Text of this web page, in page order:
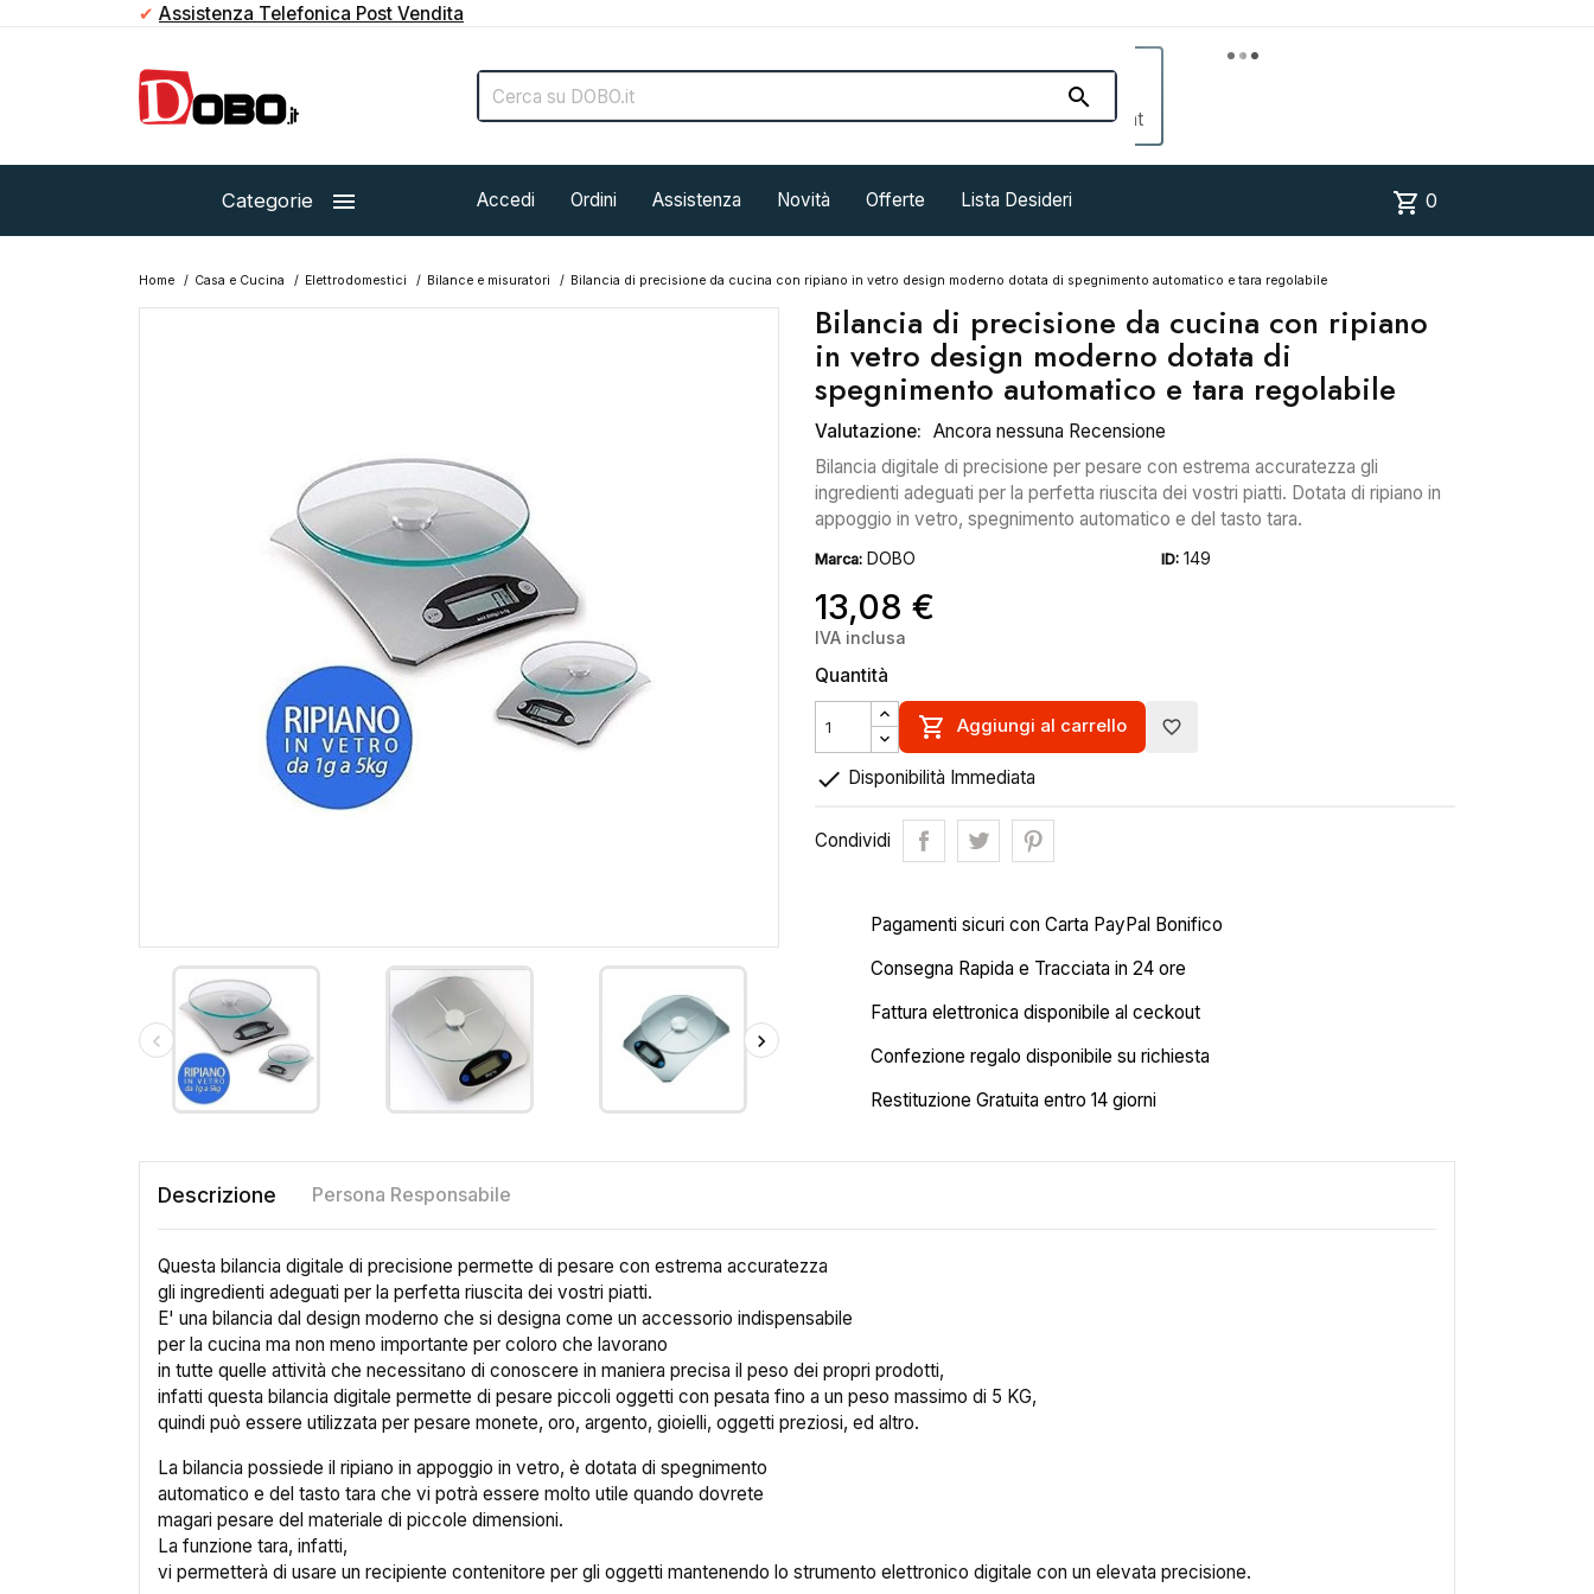
✔ Assistenza Telefonica Post Vendita


Account
Categorie  Accedi Ordini Assistenza Novità Offerte Lista Desideri shopping_cart 0
Home Casa e Cucina Elettrodomestici Bilance e misuratori Bilancia di precisione da cucina con ripiano in vetro design moderno dotata di spegnimento automatico e tara regolabile
Bilancia di precisione da cucina con ripiano
in vetro design moderno dotata di
spegnimento automatico e tara regolabile
Valutazione: Ancora nessuna Recensione
Bilancia digitale di precisione per pesare con estrema accuratezza gli
ingredienti adeguati per la perfetta riuscita dei vostri piatti. Dotata di ripiano in
appoggio in vetro, spegnimento automatico e del tasto tara.
Marca: DOBO ID: 149
13,08 €
IVA inclusa
Quantità
 Aggiungi al carrello favorite_border
 Disponibilità Immediata
Condividi
Pagamenti sicuri con Carta PayPal Bonifico
Consegna Rapida e Tracciata in 24 ore
Fattura elettronica disponibile al ceckout
Confezione regalo disponibile su richiesta
Restituzione Gratuita entro 14 giorni
Descrizione Persona Responsabile
Questa bilancia digitale di precisione permette di pesare con estrema accuratezza
gli ingredienti adeguati per la perfetta riuscita dei vostri piatti.
E' una bilancia dal design moderno che si designa come un accessorio indispensabile
per la cucina ma non meno importante per coloro che lavorano
in tutte quelle attività che necessitano di conoscere in maniera precisa il peso dei propri prodotti,
infatti questa bilancia digitale permette di pesare piccoli oggetti con pesata fino a un peso massimo di 5 KG,
quindi può essere utilizzata per pesare monete, oro, argento, gioielli, oggetti preziosi, ed altro.
La bilancia possiede il ripiano in appoggio in vetro, è dotata di spegnimento
automatico e del tasto tara che vi potrà essere molto utile quando dovrete
magari pesare del materiale di piccole dimensioni.
La funzione tara, infatti,
vi permetterà di usare un recipiente contenitore per gli oggetti mantenendo lo strumento elettronico digitale con un elevata precisione.